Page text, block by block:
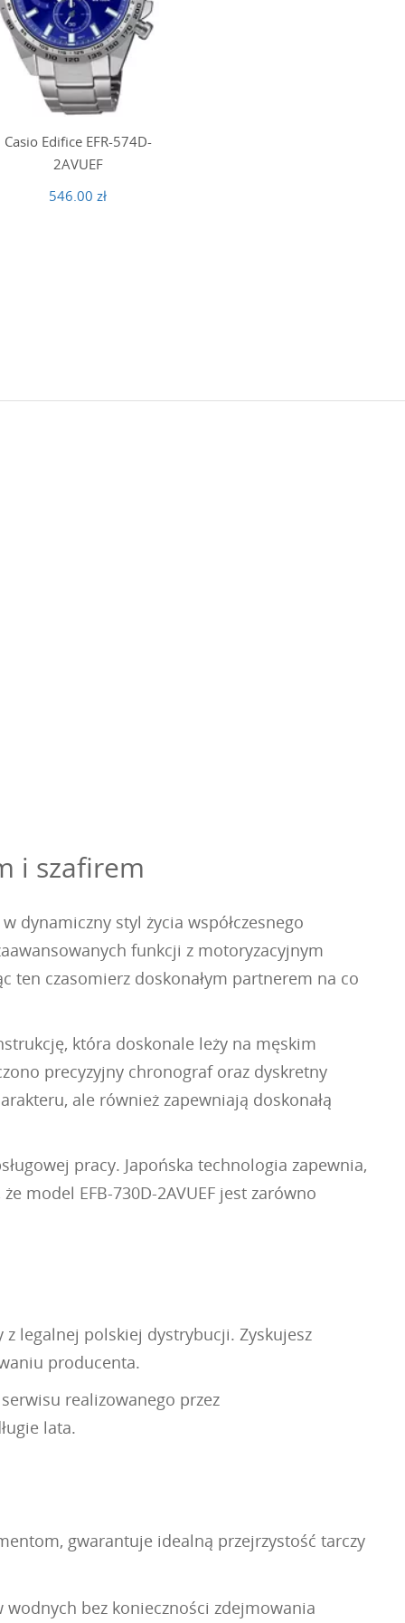
Casio Edifice EFR-574D-
2AVUEF
546.00 zł
i szafirem
dynamiczny styl życia współczesnego
funkcji z motoryzacyjnym
ten czasomierz doskonałym partnerem na co
która doskonale leży na męskim
precyzyjny chronograf oraz dyskretny
ale również zapewniają doskonałą
pracy. Japońska technologia zapewnia,
model EFB-730D-2AVUEF jest zarówno
z legalnej polskiej dystrybucji. Zyskujesz
producenta.
realizowanego przez
lata.
gwarantuje idealną przejrzystość tarczy
bez konieczności zdejmowania